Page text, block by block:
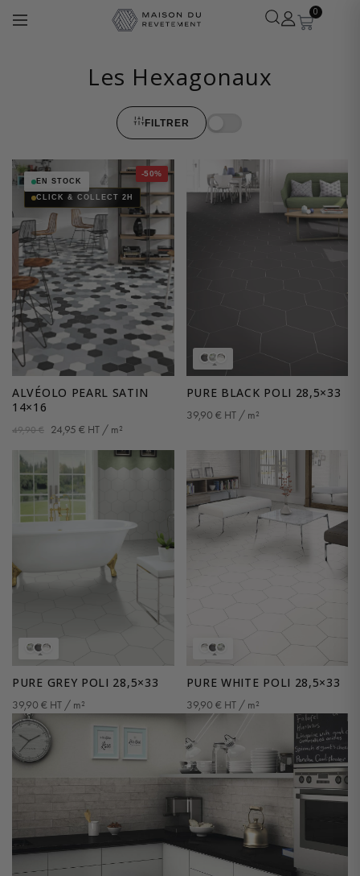
0
Les Hexagonaux
FILTRER
EN STOCK
CLICK & COLLECT 2H
-50%
ALVÉOLO PEARL SATIN
14×16
49,90€ 24,95 € HT / m²
PURE BLACK POLI 28,5×33
39,90 € HT / m²
PURE GREY POLI 28,5×33
39,90 € HT / m²
PURE WHITE POLI 28,5×33
39,90 € HT / m²
En ligne· Experte revêtements